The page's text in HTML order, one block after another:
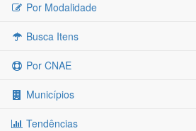
Por Modalidade
Busca Itens
Por CNAE
Municípios
Tendências